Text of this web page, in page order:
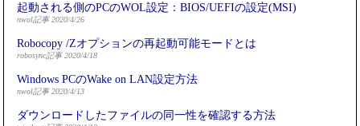
起動される側のPCのWOL設定：BIOS/UEFIの設定(MSI)
nwol記事 2020/4/26
Robocopy /Zオプションの再起動可能モードとは
robosync記事 2020/4/18
Windows PCのWake on LAN設定方法
nwol記事 2020/4/13
ダウンロードしたファイルの同一性を確認する方法